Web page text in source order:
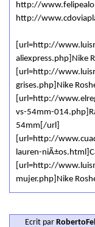
http://
http://
[url=http://
aliexpress.php]Nike
[url=http://
grises.php]Nike
[url=http://
vs-54mm-
54mm[/url]
[url=http://
lauren-
[url=http://
mujer.php]Nike
Ecrit par